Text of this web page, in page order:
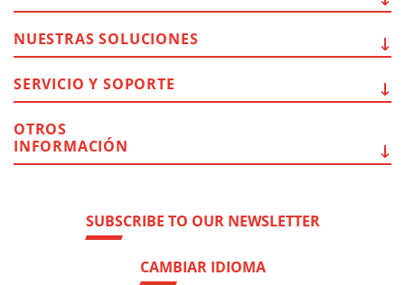
SUBSCRIBE TO OUR NEWSLETTER
CAMBIAR IDIOMA
NUESTRAS SOLUCIONES
SERVICIO Y SOPORTE
OTROS
INFORMACIÓN